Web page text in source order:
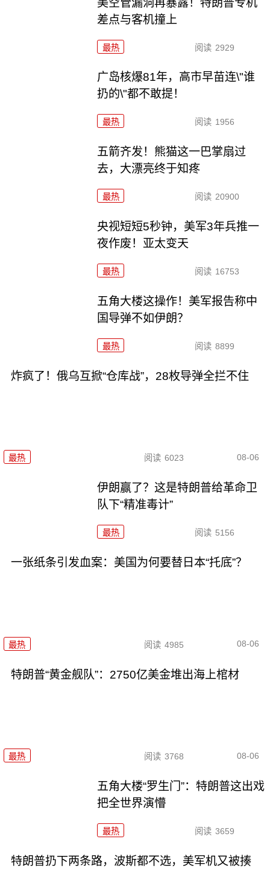
差点与客机撞上
最热 阅读 2929
广岛核爆81年，高市早苗连\"谁
扔的\"都不敢提！
最热 阅读 1956
五箭齐发！熊猫这一巴掌扇过
去，大漂亮终于知疼
最热 阅读 20900
央视短短5秒钟，美军3年兵推一
夜作废！亚太变天
最热 阅读 16753
五角大楼这操作！美军报告称中
国导弹不如伊朗？
最热 阅读 8899
炸疯了！俄乌互掀“仓库战”，28枚导弹全拦不住
最热 阅读 6023 08-06
伊朗赢了？这是特朗普给革命卫
队下“精准毒计”
最热 阅读 5156
一张纸条引发血案：美国为何要替日本“托底”？
最热 阅读 4985 08-06
特朗普“黄金舰队”：2750亿美金堆出海上棺材
最热 阅读 3768 08-06
五角大楼“罗生门”：特朗普这出戏
把全世界演懵
最热 阅读 3659
特朗普扔下两条路，波斯都不选，美军机又被揍